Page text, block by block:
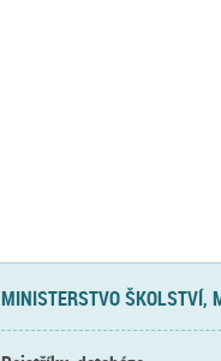
MINISTERSTVO ŠKOLSTVÍ,